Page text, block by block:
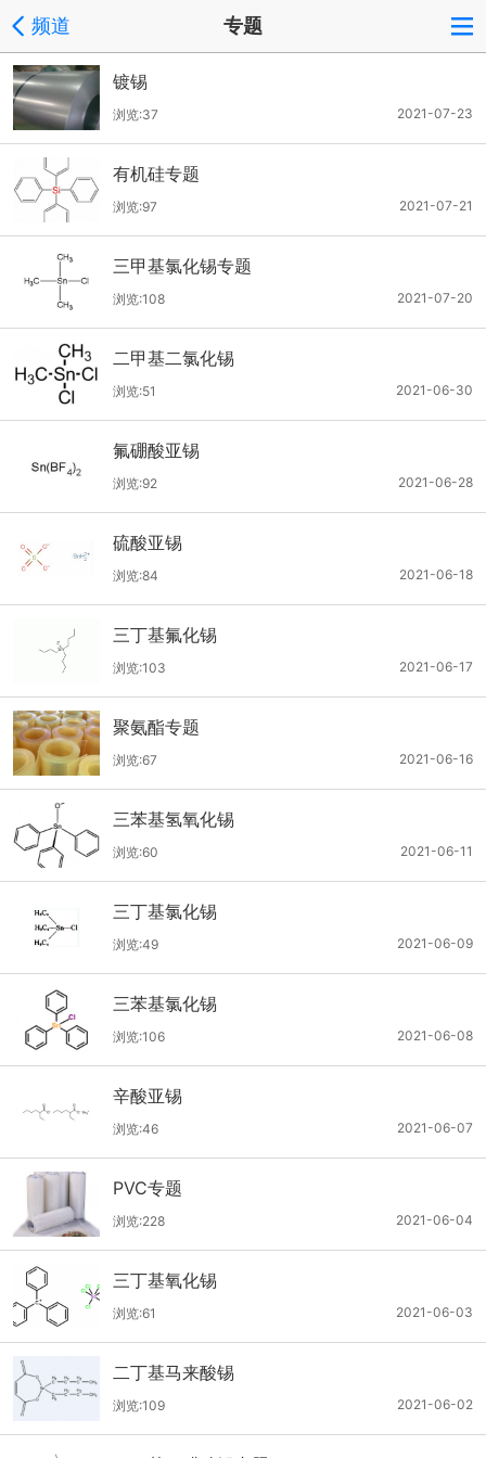
频道 专题
镀锡
2021-07-23
浏览:37
有机硅专题
2021-07-21
浏览:97
三甲基氯化锡专题
2021-07-20
浏览:108
二甲基二氯化锡
2021-06-30
浏览:51
氟硼酸亚锡
2021-06-28
浏览:92
硫酸亚锡
2021-06-18
浏览:84
三丁基氟化锡
2021-06-17
浏览:103
聚氨酯专题
2021-06-16
浏览:67
三苯基氢氧化锡
2021-06-11
浏览:60
三丁基氯化锡
2021-06-09
浏览:49
三苯基氯化锡
2021-06-08
浏览:106
辛酸亚锡
2021-06-07
浏览:46
PVC专题
2021-06-04
浏览:228
三丁基氧化锡
2021-06-03
浏览:61
二丁基马来酸锡
2021-06-02
浏览:109